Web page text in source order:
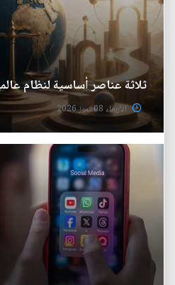
ثلاثة عناصر أساسية لنظام
الأربعاء 08 تموز 2026